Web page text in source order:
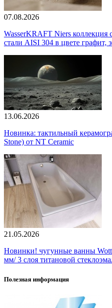
07.08.2026
WasserKRAFT Niers коллекция
стали AISI 304 в цвете графит,
13.06.2026
Новинка: тактильный
Stone) от NT Ceramic
21.05.2026
Новинки! чугунные ванны
мм/ 3 слоя титановой
Полезная информация